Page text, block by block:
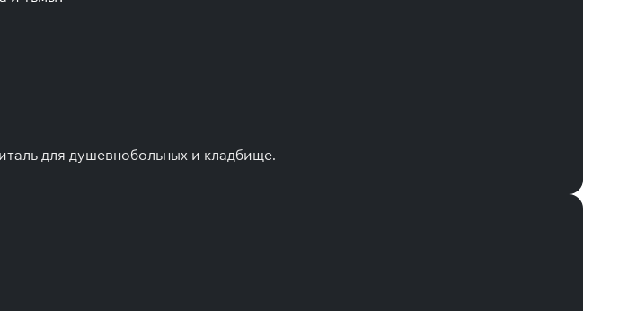
для душевнобольных и кладбище.